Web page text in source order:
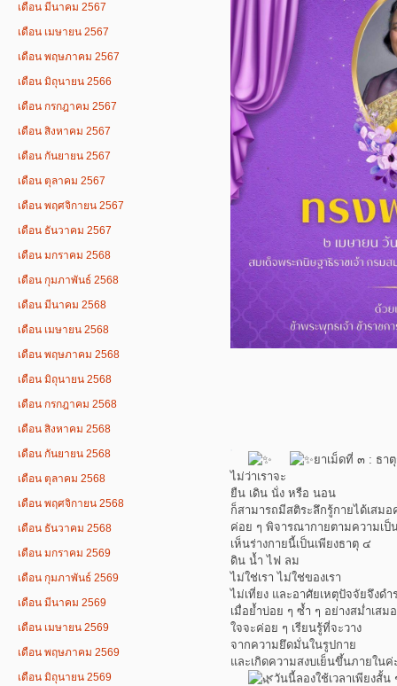
เดือน มีนาคม 2567
เดือน เมษายน 2567
เดือน พฤษภาคม 2567
เดือน มิถุนายน 2566
เดือน กรกฎาคม 2567
เดือน สิงหาคม 2567
เดือน กันยายน 2567
เดือน ตุลาคม 2567
เดือน พฤศจิกายน 2567
เดือน ธันวาคม 2567
เดือน มกราคม 2568
เดือน กุมภาพันธ์ 2568
เดือน มีนาคม 2568
เดือน เมษายน 2568
เดือน พฤษภาคม 2568
เดือน มิถุนายน 2568
เดือน กรกฎาคม 2568
เดือน สิงหาคม 2568
เดือน กันยายน 2568
เดือน ตุลาคม 2568
เดือน พฤศจิกายน 2568
เดือน ธันวาคม 2568
เดือน มกราคม 2569
เดือน กุมภาพันธ์ 2569
เดือน มีนาคม 2569
เดือน เมษายน 2569
เดือน พฤษภาคม 2569
เดือน มิถุนายน 2569
ยาเม็ดที่ ๓ : ธา
ไม่ว่าเราจะ
ยืน เดิน นั่ง หรือ นอน
ก็สามารถมีสติระลึกรู้กายได้เสมอ
ค่อย ๆ พิจารณากายตามความเป็
เห็นร่างกายนี้เป็นเพียงธาตุ ๔
ดิน น้ำ ไฟ ลม
ไม่ใช่เรา ไม่ใช่ของเรา
ไม่เที่ยง และอาศัยเหตุปัจจัยจึงดำ
เมื่อย้ำบ่อย ๆ ซ้ำ ๆ อย่างสม่ำเสมอ
ใจจะค่อย ๆ เรียนรู้ที่จะวาง
จากความยึดมั่นในรูปกาย
และเกิดความสงบเย็นขึ้นภายในค่
วันนี้ลองใช้เวลาเพียงสั้น